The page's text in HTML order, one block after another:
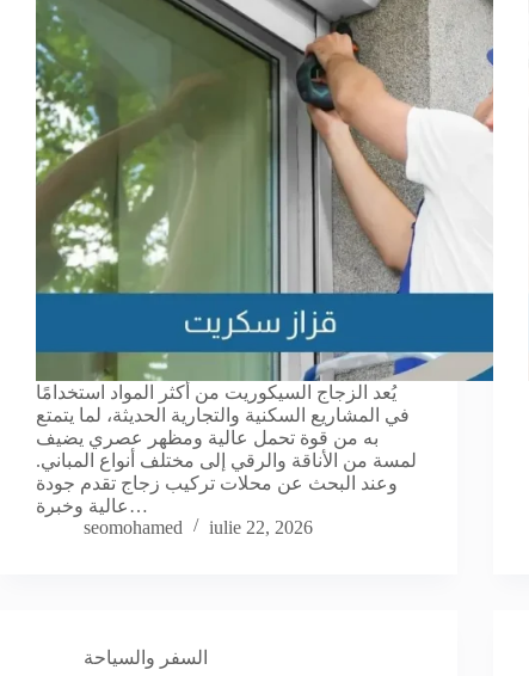
يُعد الزجاج السيكوريت من أكثر المواد استخدامًا
في المشاريع السكنية والتجارية الحديثة، لما يتمتع
به من قوة تحمل عالية ومظهر عصري يضيف
لمسة من الأناقة والرقي إلى مختلف أنواع المباني.
وعند البحث عن محلات تركيب زجاج تقدم جودة
عالية وخبرة…
seomohamed
iulie 22, 2026
السفر والسياحة